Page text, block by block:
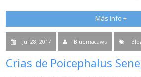
Más Info +
Jul 28, 2017 Bluemacaws
Crias de Poicephalus